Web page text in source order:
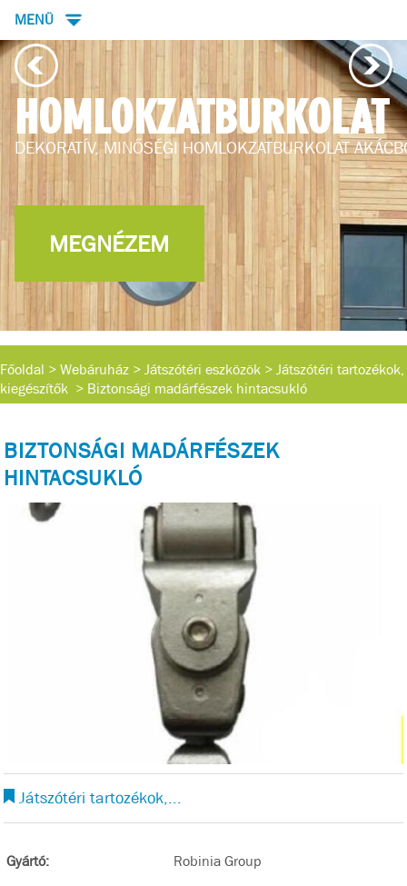
MENÜ
HOMLOKZATBURKOLAT
DEKORATÍV, MINŐSÉGI HOMLOKZATBURKOLAT
MEGNÉZEM
Főoldal >Webáruház >Játszótéri eszközök >Játszótéri tartozékok,
kiegészítők > Biztonsági madárfészek hintacsukló
BIZTONSÁGI MADÁRFÉSZEK
HINTACSUKLÓ
Játszótéri tartozékok,...
Gyártó:
Robinia Group